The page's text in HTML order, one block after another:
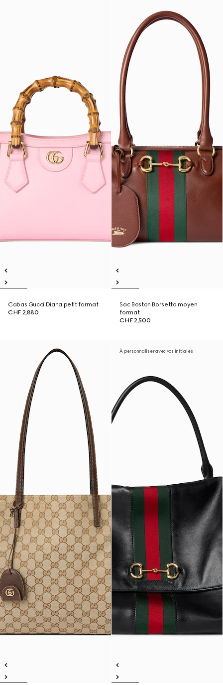
Cabas Gucci Diana petit format
CHF 2,880
Sac Boston Borsetto moyen
format
CHF 2,500
À personnaliser avec vos initiales